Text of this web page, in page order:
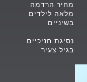
מחיר הרדמה
מלאה לילדים
בשיניים
נסיגת חניכיים
בגיל צעיר